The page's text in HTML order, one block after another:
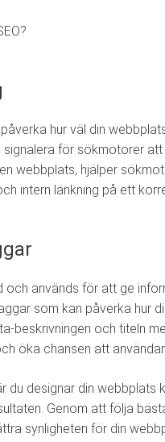
hur väl din
för sökmotorer
webbplats, hjälper
intern länkning på ett
och används för att ge
som kan påverka hur
beskrivningen och titeln
öka chansen att
designar din webbplats
Genom att följa
synligheten för din